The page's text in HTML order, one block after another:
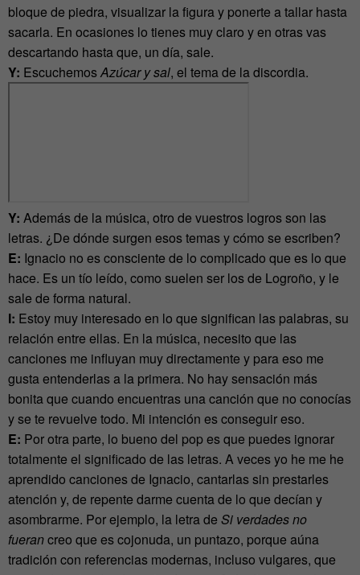
bloque de piedra, visualizar la figura y ponerte a tallar hasta
sacarla. En ocasiones lo tienes muy claro y en otras vas
descartando hasta que, un día, sale.
Y: EscuchemosAzúcar y sal, el tema de la discordia.
Y: Además de la música, otro de vuestros logros son las
letras. ¿De dónde surgen esos temas y cómo se escriben?
E: Ignacio no es consciente de lo complicado que es lo que
hace. Es un tío leído, como suelen ser los de Logroño, y le
sale de forma natural.
I: Estoy muy interesado en lo que significan las palabras, su
relación entre ellas. En la música, necesito que las
canciones me influyan muy directamente y para eso me
gusta entenderlas a la primera. No hay sensación más
bonita que cuando encuentras una canción que no conocías
y se te revuelve todo. Mi intención es conseguir eso.
E: Por otra parte, lo bueno del pop es que puedes ignorar
totalmente el significado de las letras. A veces yo he me he
aprendido canciones de Ignacio, cantarlas sin prestarles
atención y, de repente darme cuenta de lo que decían y
asombrarme. Por ejemplo, la letra de Si verdades no
fuerancreo que es cojonuda, un puntazo, porque aúna
tradición con referencias modernas, incluso vulgares, que